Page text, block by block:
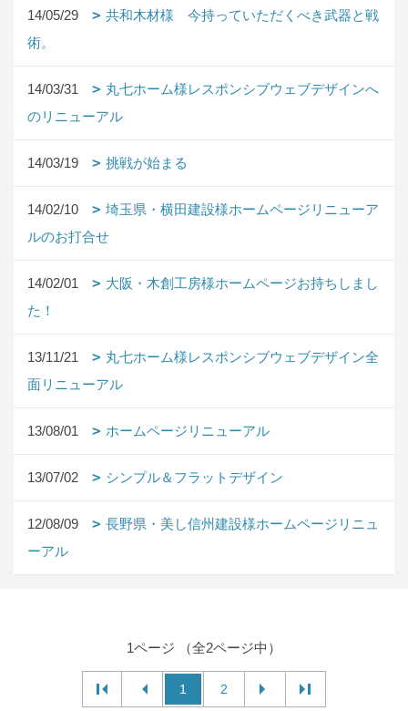
14/05/29
共和木材様 今持っていただくべき武器と戦
術。
14/03/31
丸七ホーム様レスポンシブウェブデザインへ
のリニューアル
14/03/19 挑戦が始まる
14/02/10
埼玉県・横田建設様ホームページリニューア
ルのお打合せ
14/02/01
大阪・木創工房様ホームページお持ちしまし
た！
13/11/21
丸七ホーム様レスポンシブウェブデザイン全
面リニューアル
13/08/01 ホームページリニューアル
13/07/02 シンプル＆フラットデザイン
12/08/09
長野県・美し信州建設様ホームページリニュ
ーアル
1ページ （全2ページ中）
1 2